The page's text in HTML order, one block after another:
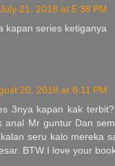
July 21, 2018 at 5:38 PM
kapan series ketiganya
20, 2018 at 8:11 PM
3nya kapan kak
anal Mr guntur Dan
seru kalo mereka
BTW I love your